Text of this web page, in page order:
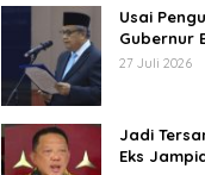
Usai
Gubernur
Segera
27 Juli 2026
Jadi
Eks